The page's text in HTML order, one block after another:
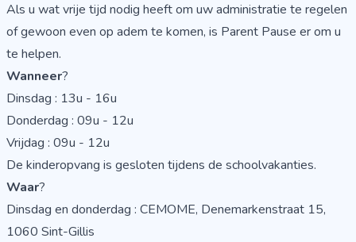
Als u wat vrije tijd nodig heeft om uw administratie te regelen
of gewoon even op adem te komen, is Parent Pause er om u
te helpen.
Wanneer?
Dinsdag : 13u - 16u
Donderdag : 09u - 12u
Vrijdag : 09u - 12u
De kinderopvang is gesloten tijdens de schoolvakanties.
Waar?
Dinsdag en donderdag : CEMOME, Denemarkenstraat 15,
1060 Sint-Gillis